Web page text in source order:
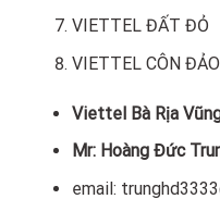
VIETTEL ĐẤT ĐỎ
VIETTEL CÔN ĐẢO
Viettel Bà Rịa
Mr: Hoàng Đức
email: